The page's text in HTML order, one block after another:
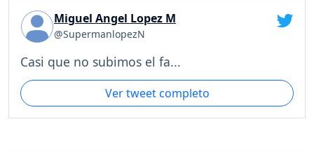
Miguel Angel Lopez M
@SupermanlopezN
Casi que no subimos el fa...
Ver tweet completo